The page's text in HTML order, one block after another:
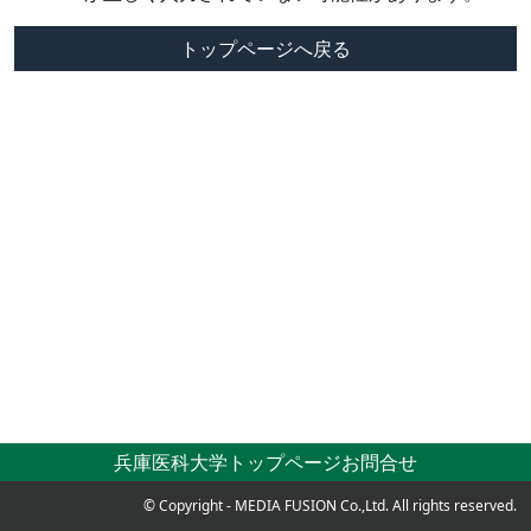
トップページへ戻る
兵庫医科大学トップページお問合せ
© Copyright - MEDIA FUSION Co.,Ltd. All rights reserved.